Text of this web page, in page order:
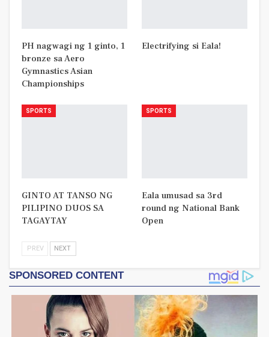
PH nagwagi ng 1 ginto, 1
bronze sa Aero
Gymnastics Asian
Championships
Electrifying si Eala!
SPORTS
GINTO AT TANSO NG
PILIPINO DUOS SA
TAGAYTAY
SPORTS
Eala umusad sa 3rd
round ng National Bank
Open
PREV NEXT